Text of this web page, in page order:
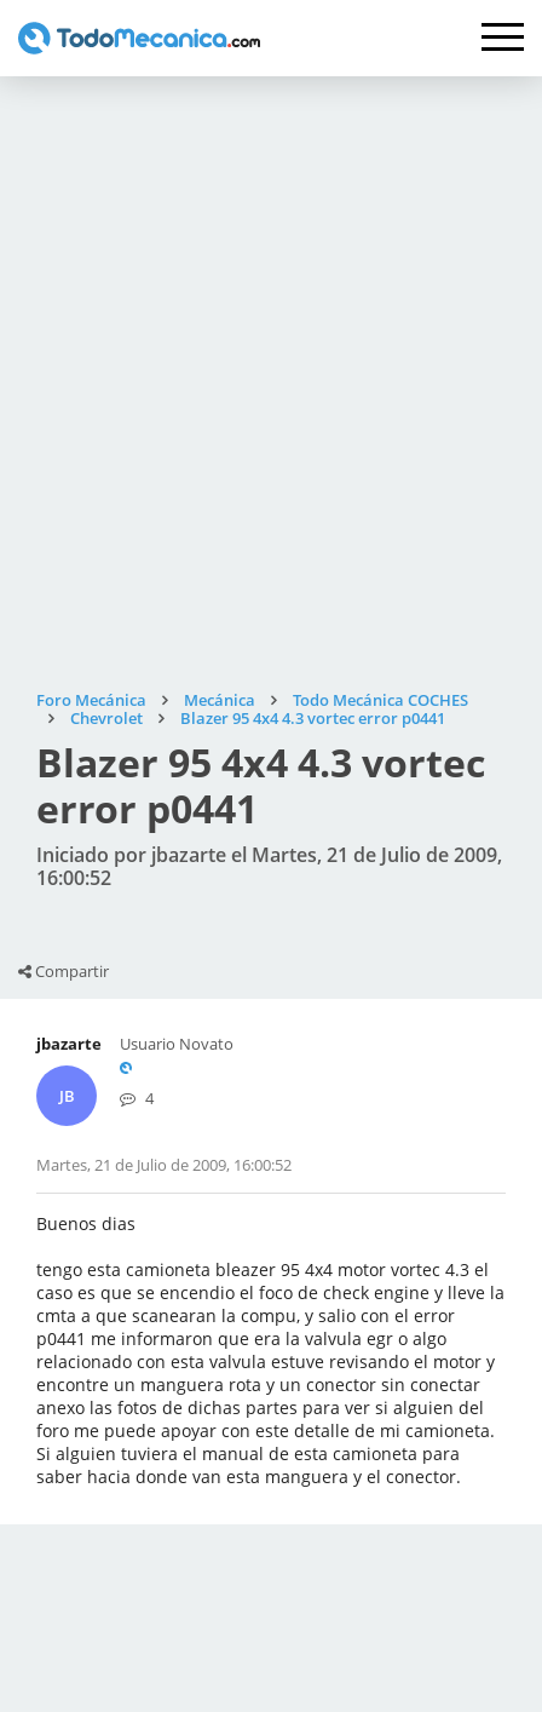
Foro Mecánica Mecánica
Todo Mecánica COCHES
Chevrolet
Blazer 95 4x4 4.3 vortec error p0441
Blazer 95 4x4 4.3 vortec
error p0441
Iniciado por jbazarte el Martes, 21 de Julio de 2009,
16:00:52
Compartir
jbazarte
JB
Usuario Novato
4
Martes, 21 de Julio de 2009, 16:00:52
Buenos dias
tengo esta camioneta bleazer 95 4x4 motor vortec 4.3 el
caso es que se encendio el foco de check engine y lleve la
cmta a que scanearan la compu, y salio con el error
p0441 me informaron que era la valvula egr o algo
relacionado con esta valvula estuve revisando el motor y
encontre un manguera rota y un conector sin conectar
anexo las fotos de dichas partes para ver si alguien del
foro me puede apoyar con este detalle de mi camioneta.
Si alguien tuviera el manual de esta camioneta para
saber hacia donde van esta manguera y el conector.